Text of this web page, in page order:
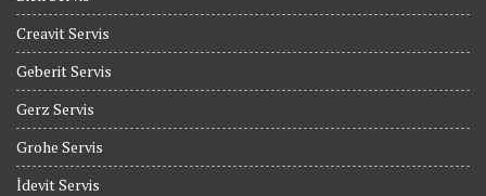
Creavit Servis
Geberit Servis
Gerz Servis
Grohe Servis
İdevit Servis